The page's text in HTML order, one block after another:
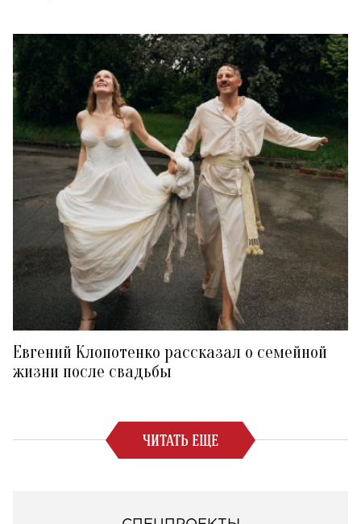
Евгений Клопотенко рассказал о семейной
жизни после свадьбы
ЧИТАТЬ ЕЩЕ